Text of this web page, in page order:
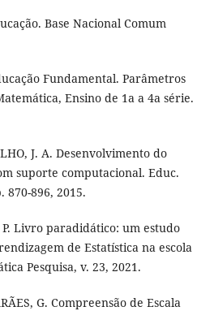
Base Nacional Comum
Fundamental. Parâmetros
Ensino de 1a a 4a série.
J. A. Desenvolvimento do
suporte computacional. Educ.
870-896, 2015.
P. Livro paradidático: um estudo
de Estatística na escola
Pesquisa, v. 23, 2021.
G. Compreensão de Escala